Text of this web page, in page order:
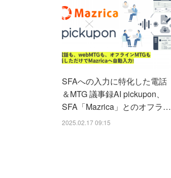
SFAへの入力に特化した電話
＆MTG 議事録AI pickupon、
SFA「Mazrica」とのオフラ…
2025.02.17 09:15